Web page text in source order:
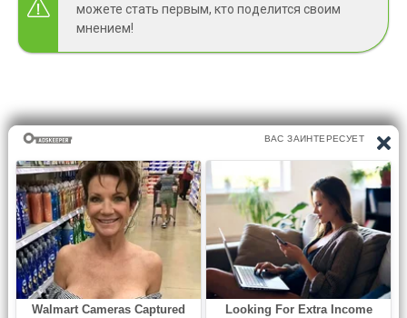
можете стать первым, кто поделится своим
мнением!